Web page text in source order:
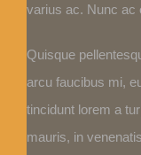
varius ac. Nunc ac
Quisque
arcu faucibus mi,
tincidunt lorem a
mauris, in